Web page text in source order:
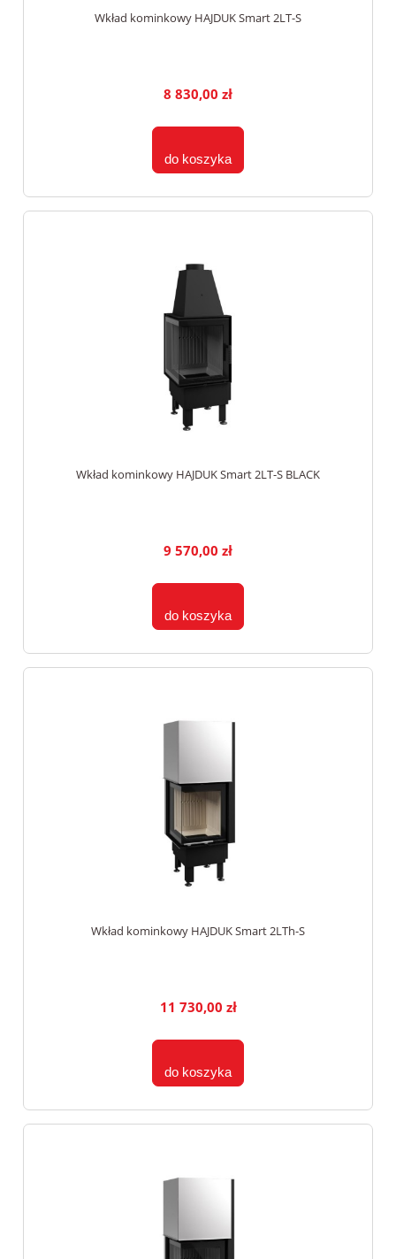
Wkład kominkowy HAJDUK Smart 2LT-S
8 830,00 zł
do koszyka
Wkład kominkowy HAJDUK Smart 2LT-S BLACK
9 570,00 zł
do koszyka
Wkład kominkowy HAJDUK Smart 2LTh-S
11 730,00 zł
do koszyka